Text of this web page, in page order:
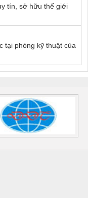
tín, sở hữu thế giới
tại phòng kỹ thuật của